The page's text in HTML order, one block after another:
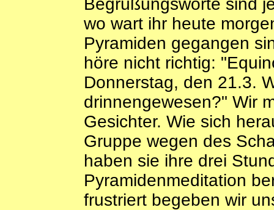
Begrüßungsworte sind
wo wart ihr heute
Pyramiden gegangen
höre nicht richtig:
Donnerstag, den 21.3.
drinnengewesen?" Wir
Gesichter. Wie sich
Gruppe wegen des
haben sie ihre drei
Pyramidenmeditation
frustriert begeben wir